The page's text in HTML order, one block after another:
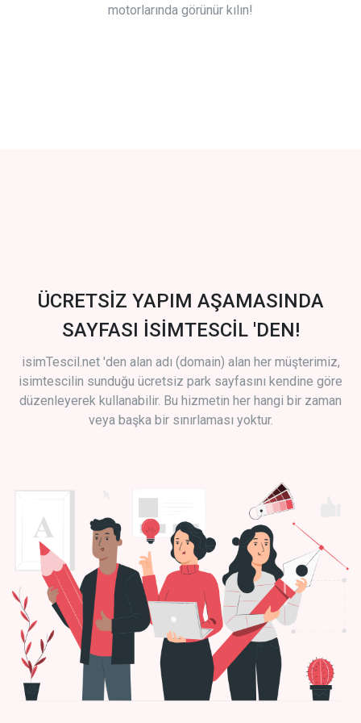
motorlarında görünür kılın!
ÜCRETSİZ YAPIM AŞAMASINDA
SAYFASI İSİMTESCİL 'DEN!
isimTescil.net 'den alan adı (domain) alan her müşterimiz,
isimtescilin sunduğu ücretsiz park sayfasını kendine göre
düzenleyerek kullanabilir. Bu hizmetin her hangi bir zaman
veya başka bir sınırlaması yoktur.